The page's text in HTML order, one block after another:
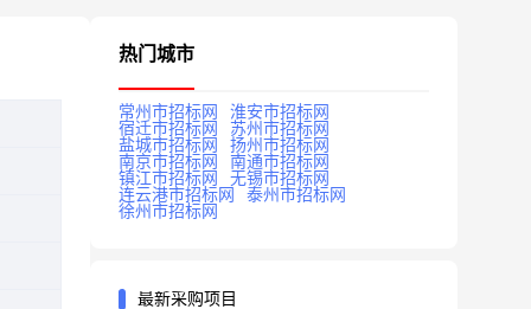
热门城市
常州市招标网
淮安市招标网
宿迁市招标网
苏州市招标网
盐城市招标网
扬州市招标网
南京市招标网
南通市招标网
镇江市招标网
无锡市招标网
连云港市招标网
泰州市招标网
徐州市招标网
最新采购项目